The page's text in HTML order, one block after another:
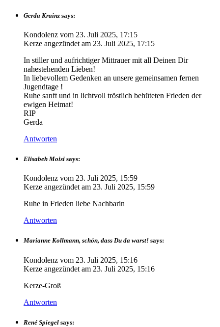
Gerda Krainz says:
Kondolenz vom 23. Juli 2025, 17:15
Kerze angezündet am 23. Juli 2025, 17:15
In stiller und aufrichtiger Mittrauer mit all Deinen Dir
nahestehenden Lieben!
In liebevollem Gedenken an unsere gemeinsamen fernen
Jugendtage !
Ruhe sanft und in lichtvoll tröstlich behüteten Frieden der
ewigen Heimat!
RIP
Gerda
Antworten
Elisabeh Moisi says:
Kondolenz vom 23. Juli 2025, 15:59
Kerze angezündet am 23. Juli 2025, 15:59
Ruhe in Frieden liebe Nachbarin
Antworten
Marianne Kollmann, schön, dass Du da warst! says:
Kondolenz vom 23. Juli 2025, 15:16
Kerze angezündet am 23. Juli 2025, 15:16
Kerze-Groß
Antworten
René Spiegel says: